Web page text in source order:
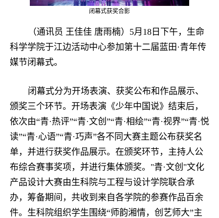
闭幕式获奖合影
（通讯员 王佳佳 唐雨楠）5月18日下午，生命
科学学院于江边活动中心参加第十二届蓝田·青年传
媒节闭幕式。
闭幕式分为开场表演、获奖公布和作品展示、
颁奖三个环节。开场表演《少年中国说》结束后，
依次由“青·热评”“青·文创”“青·相绘”“青·视界”“青·悦
读”“青·心语”“青·巧声”各不同大赛主题公布获奖名
单，并进行获奖作品展示。在颁奖环节，主持人公
布综合赛事奖项，并进行集体颁奖。"青·文创"文化
产品设计大赛由生科院与工程与设计学院联合承
办，筹备期间，共收到来自各学院的参赛作品百余
件。生科院组织学生围绕“师韵湘情，创艺师大”主